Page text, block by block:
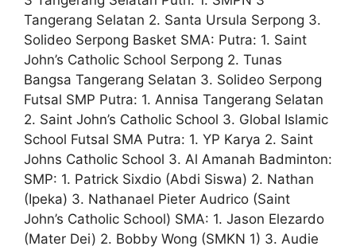
Tangerang Selatan 2. Santa Ursula Serpong 3.
Solideo Serpong Basket SMA: Putra: 1. Saint
John’s Catholic School Serpong 2. Tunas
Bangsa Tangerang Selatan 3. Solideo Serpong
Futsal SMP Putra: 1. Annisa Tangerang Selatan
2. Saint John’s Catholic School 3. Global Islamic
School Futsal SMA Putra: 1. YP Karya 2. Saint
Johns Catholic School 3. Al Amanah Badminton:
SMP: 1. Patrick Sixdio (Abdi Siswa) 2. Nathan
(Ipeka) 3. Nathanael Pieter Audrico (Saint
John’s Catholic School) SMA: 1. Jason Elezardo
(Mater Dei) 2. Bobby Wong (SMKN 1) 3. Audie